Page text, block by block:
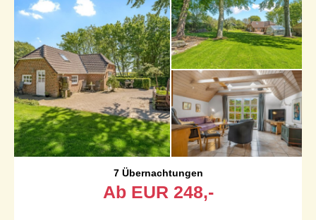
7 Übernachtungen
Ab EUR 248,-